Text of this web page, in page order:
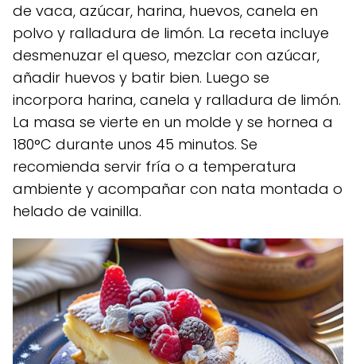
de vaca, azúcar, harina, huevos, canela en
polvo y ralladura de limón. La receta incluye
desmenuzar el queso, mezclar con azúcar,
añadir huevos y batir bien. Luego se
incorpora harina, canela y ralladura de limón.
La masa se vierte en un molde y se hornea a
180°C durante unos 45 minutos. Se
recomienda servir fría o a temperatura
ambiente y acompañar con nata montada o
helado de vainilla.